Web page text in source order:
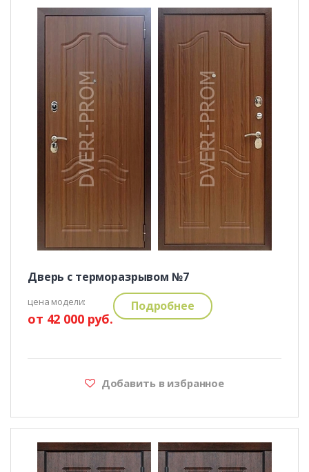
Дверь с терморазрывом №7
цена модели:
от 42 000 руб.
Подробнее
Добавить в избранное